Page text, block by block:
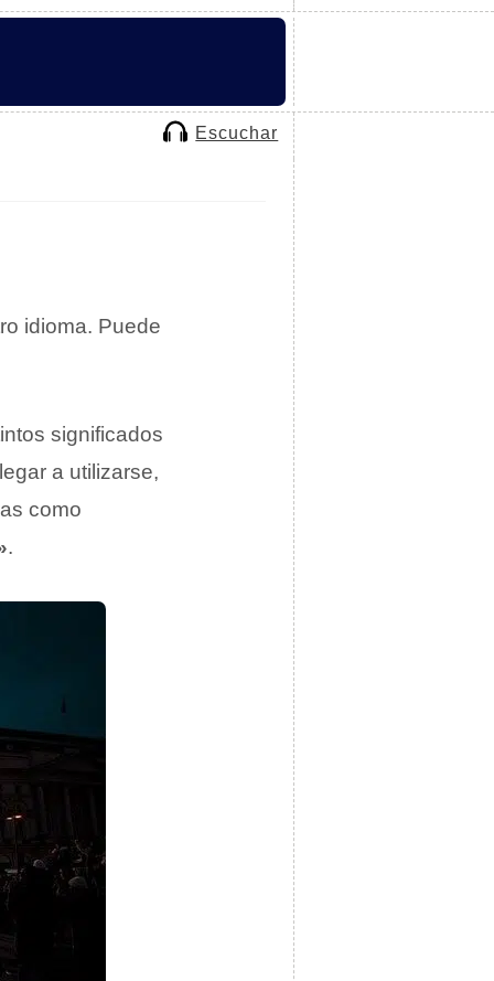
Escuchar
idioma. Puede
significados
a utilizarse,
como
.